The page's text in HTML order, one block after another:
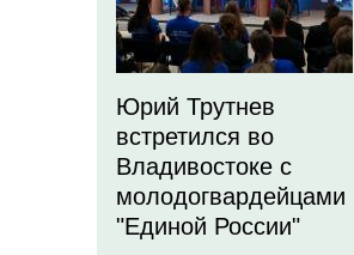
Юрий Трутнев
встретился во
Владивостоке с
молодогвардейцами
"Единой России"